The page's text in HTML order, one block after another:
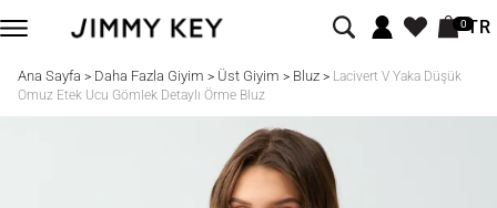
0TR
Ana Sayfa > Daha Fazla Giyim > Üst Giyim > Bluz> Lacivert V Yaka Düşük
Omuz Etek Ucu Gömlek Detaylı Örme Bluz